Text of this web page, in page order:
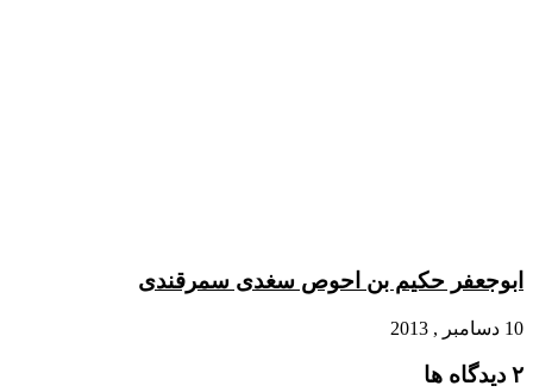
ابوجعفر حکیم بن احوص سغدی سمرقندی
10 دسامبر , 2013
‫۲ دیدگاه ها